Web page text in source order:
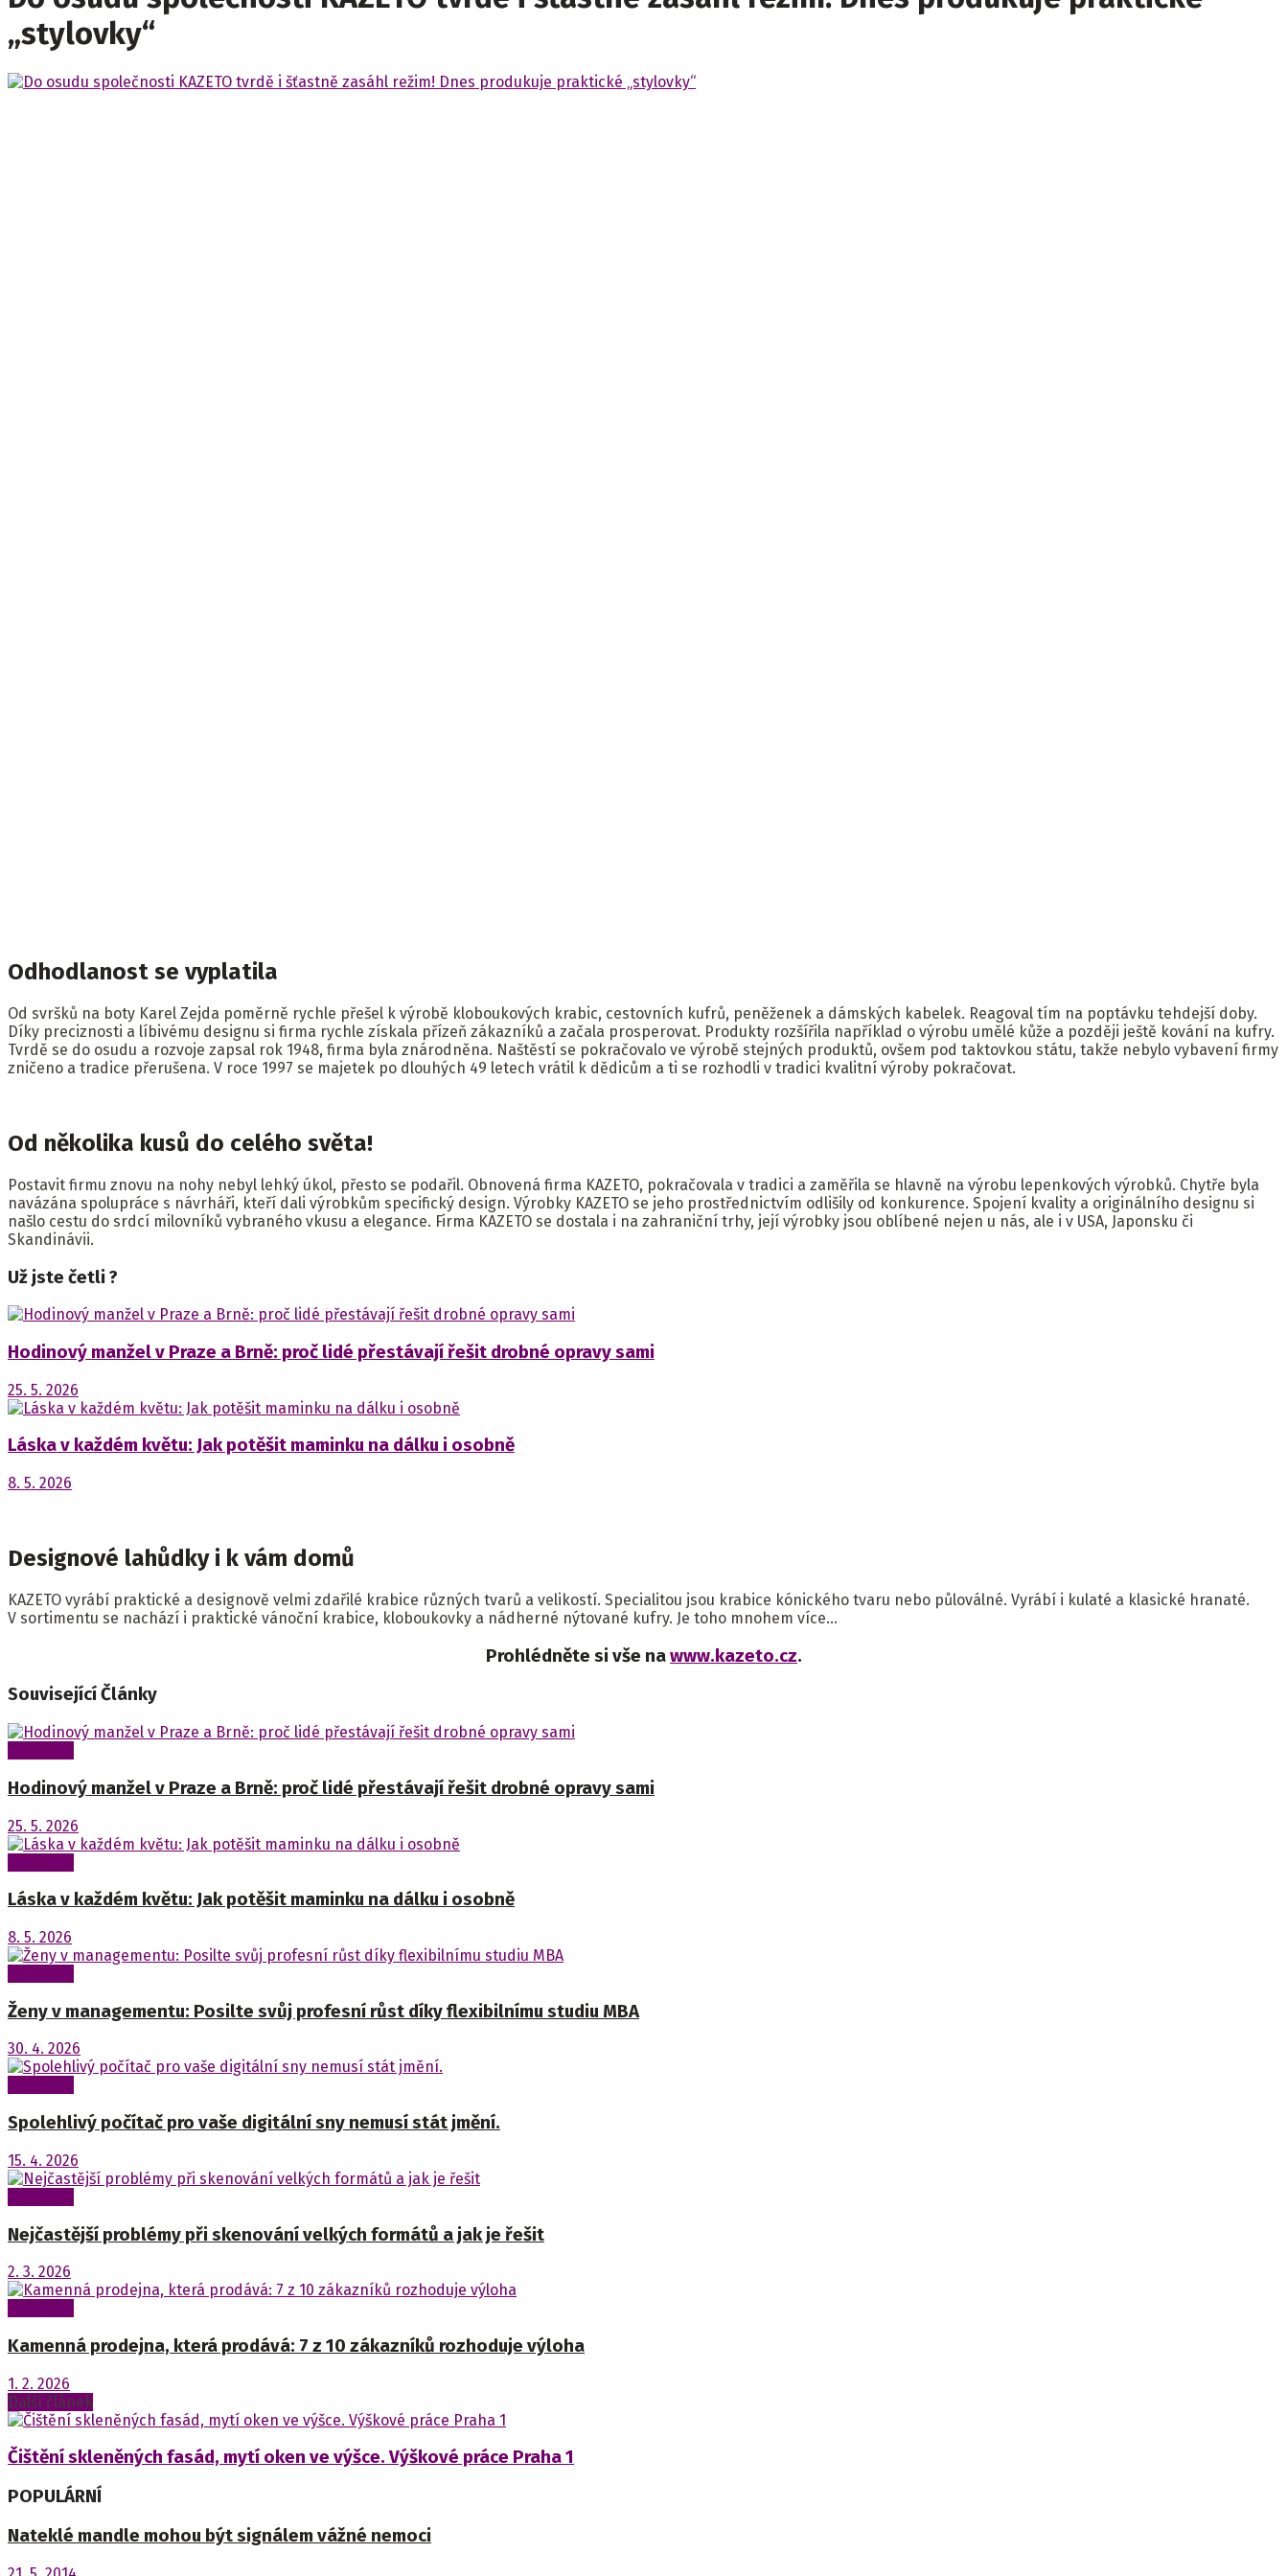
„stylovky“
Odhodlanost se vyplatila
Od svršků na boty Karel Zejda poměrně rychle přešel k výrobě kloboukových krabic, cestovních kufrů, peněženek a dámských kabelek. Reagoval tím na poptávku tehdejší doby.
Díky preciznosti a líbivému designu si firma rychle získala přízeň zákazníků a začala prosperovat. Produkty rozšířila například o výrobu umělé kůže a později ještě kování na kufry.
Tvrdě se do osudu a rozvoje zapsal rok 1948, firma byla znárodněna. Naštěstí se pokračovalo ve výrobě stejných produktů, ovšem pod taktovkou státu, takže nebylo vybavení firmy
zničeno a tradice přerušena. V roce 1997 se majetek po dlouhých 49 letech vrátil k dědicům a ti se rozhodli v tradici kvalitní výroby pokračovat.
Od několika kusů do celého světa!
Postavit firmu znovu na nohy nebyl lehký úkol, přesto se podařil. Obnovená firma KAZETO, pokračovala v tradici a zaměřila se hlavně na výrobu lepenkových výrobků. Chytře byla
navázána spolupráce s návrháři, kteří dali výrobkům specifický design. Výrobky KAZETO se jeho prostřednictvím odlišily od konkurence. Spojení kvality a originálního designu si
našlo cestu do srdcí milovníků vybraného vkusu a elegance. Firma KAZETO se dostala i na zahraniční trhy, její výrobky jsou oblíbené nejen u nás, ale i v USA, Japonsku či
Skandinávii.
Už jste četli ?
Hodinový manžel v Praze a Brně: proč lidé přestávají řešit drobné opravy sami
25. 5. 2026
Láska v každém květu: Jak potěšit maminku na dálku i osobně
8. 5. 2026
Designové lahůdky i k vám domů
KAZETO vyrábí praktické a designově velmi zdařilé krabice různých tvarů a velikostí. Specialitou jsou krabice kónického tvaru nebo půloválné. Vyrábí i kulaté a klasické hranaté.
V sortimentu se nachází i praktické vánoční krabice, kloboukovky a nádherné nýtované kufry. Je toho mnohem více…
Prohlédněte si vše nawww.kazeto.cz.
SouvisejícíČlánky
Hodinový manžel v Praze a Brně: proč lidé přestávají řešit drobné opravy sami
25. 5. 2026
Láska v každém květu: Jak potěšit maminku na dálku i osobně
8. 5. 2026
Ženy v managementu: Posilte svůj profesní růst díky flexibilnímu studiu MBA
30. 4. 2026
Spolehlivý počítač pro vaše digitální sny nemusí stát jmění.
15. 4. 2026
Nejčastější problémy při skenování velkých formátů a jak je řešit
2. 3. 2026
Kamenná prodejna, která prodává: 7 z 10 zákazníků rozhoduje výloha
1. 2. 2026
Další článek
Čištění skleněných fasád, mytí oken ve výšce. Výškové práce Praha 1
POPULÁRNÍ
Nateklé mandle mohou být signálem vážné nemoci